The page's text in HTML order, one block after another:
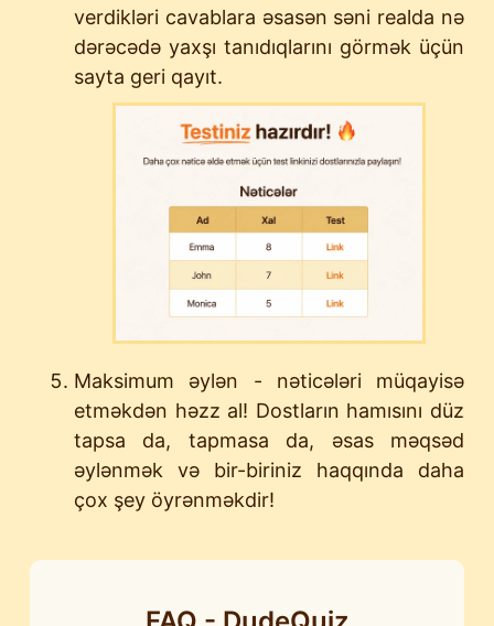
verdikləri cavablara əsasən səni realda nə
dərəcədə yaxşı tanıdıqlarını görmək üçün
sayta geri qayıt.
Maksimum əylən - nəticələri müqayisə
etməkdən həzz al! Dostların hamısını düz
tapsa da, tapmasa da, əsas məqsəd
əylənmək və bir-biriniz haqqında daha
çox şey öyrənməkdir!